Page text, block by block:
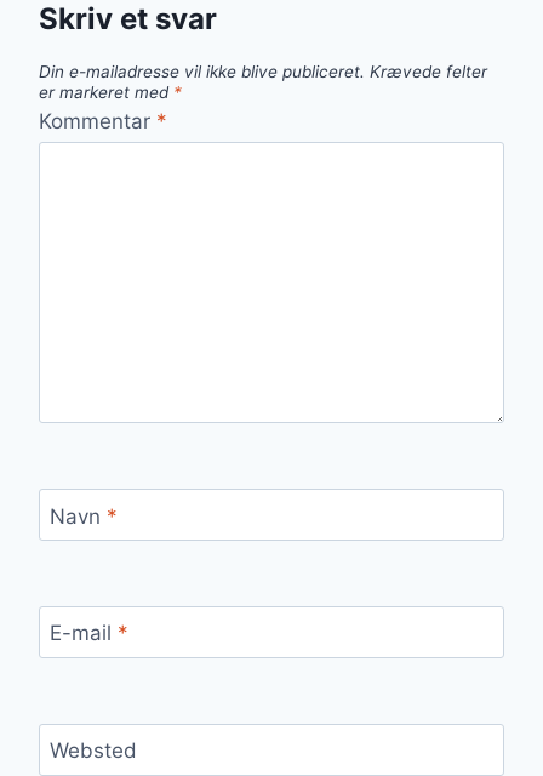
Skriv et svar
Din e-mailadresse vil ikke blive publiceret. Krævede felter
er markeret med *
Kommentar *
Navn *
E-mail *
Websted